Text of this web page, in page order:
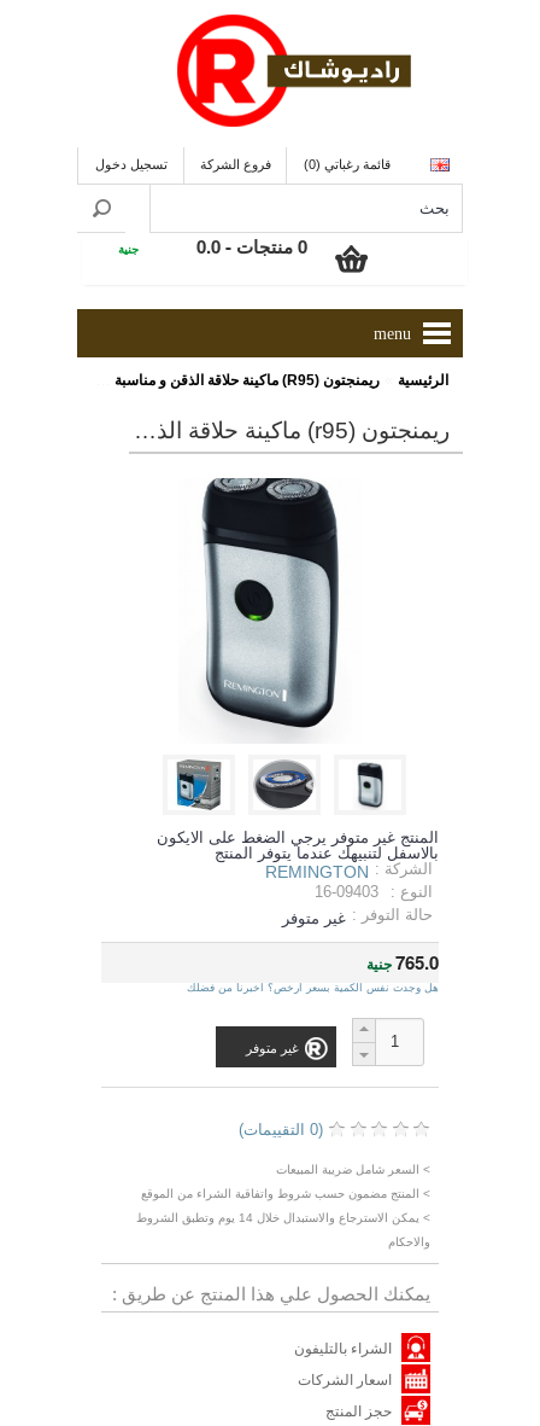
قائمة رغباتي (0) فروع الشركة تسجيل دخول
0 منتجات - 0.0 جنية
menu
الرئيسية ريمنجتون (R95) ماكينة حلاقة الذقن و مناسبة للسفر
ريمنجتون (r95) ماكينة حلاقة الذقن و مناسبة للسفر
المنتج غير متوفر يرجي الضغط على الايكون
بالاسفل لتنبيهك عندما يتوفر المنتج
الشركة : REMINGTON
النوع :
16-09403
حالة التوفر : غير متوفر
765.0جنية
هل وجدت نفس الكمية بسعر ارخص؟ اخبرنا من فضلك
غير متوفر
(0 التقييمات)
> السعر شامل ضريبة المبيعات
> المنتج مضمون حسب شروط واتفاقية الشراء من الموقع
> يمكن الاسترجاع والاستبدال خلال 14 يوم وتطبق الشروط
والاحكام
يمكنك الحصول علي هذا المنتج عن طريق :
الشراء بالتليفون
اسعار الشركات
حجز المنتج